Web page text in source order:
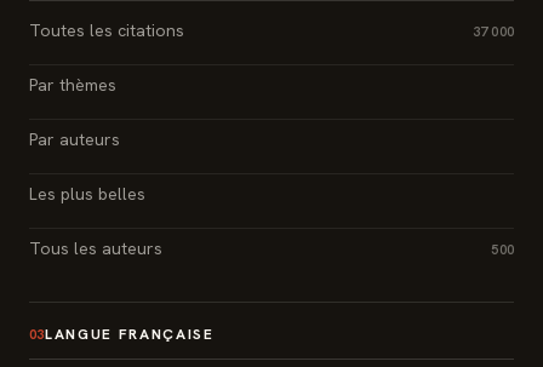
Toutes les citations 37 000
Par thèmes
Par auteurs
Les plus belles
Tous les auteurs 500
03LANGUE FRANÇAISE